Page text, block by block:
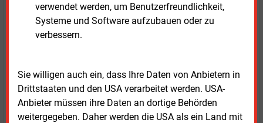
verwendet werden, um Benutzerfreundlichkeit,
Systeme und Software aufzubauen oder zu
verbessern.
Sie willigen auch ein, dass Ihre Daten von Anbietern in
Drittstaaten und den USA verarbeitet werden. USA-
Anbieter müssen ihre Daten an dortige Behörden
weitergegeben. Daher werden die USA als ein Land mit
Login für Kunden